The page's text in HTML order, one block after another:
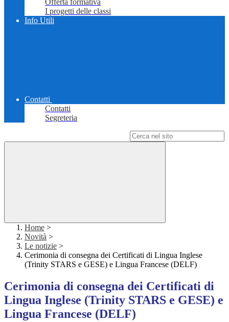
Offerta formativa
I progetti delle classi
Info Utili
Contatti
Contatti
Segreteria
Home >
Novità >
Le notizie >
Cerimonia di consegna dei Certificati di Lingua Inglese
(Trinity STARS e GESE) e Lingua Francese (DELF)
Cerimonia di consegna dei Certificati di
Lingua Inglese (Trinity STARS e GESE) e
Lingua Francese (DELF)